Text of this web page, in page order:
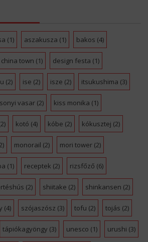
(1) aszakusza (1) bakos (4)
china town (1) design festa (1)
(2) ise (2) isze (2) itsukushima (3)
vasar(2) kiss monika (1)
kotó (4) kóbe (2) kókusztej (2)
monorail (2) mori tower(2)
(1) receptek (2) rizsfőző (6)
(2) shiitake (2) shinkansen (2)
(4) szójaszósz (3) tofu (2) tojás (2)
tápiókagyöngy (3) unesco (1) urushi (3)